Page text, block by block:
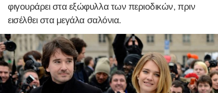
φιγουράρει στα εξώφυλλα των περιοδικών, πριν
εισέλθει στα μεγάλα σαλόνια.